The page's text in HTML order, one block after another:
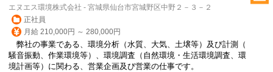
エヌエス環境株式会社 - 宮城県仙台市宮城野区中野２－３－２
正社員
月給 210,000円 ～ 280,000円
弊社の事業である、環境分析（水質、大気、土壌等）及び計測（
騒音振動、作業環境等）、環境調査（自然環境・生活環境調査、環
境計画等）に関わる、営業企画及び営業の仕事です。